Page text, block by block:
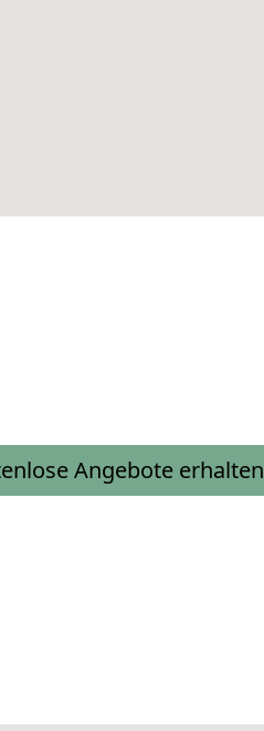
Angebote erhalten